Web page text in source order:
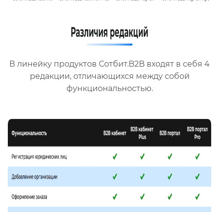
В линейку продуктов Сотбит.B2B входят в себя 4
редакции, отличающихся между собой
функциональностью.